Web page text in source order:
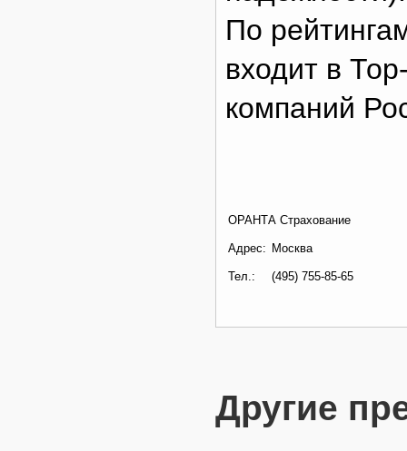
По
входит в
компаний
ОРАНТА Страхование
Адрес: Москва
Тел.: (495) 755-85-65
Другие